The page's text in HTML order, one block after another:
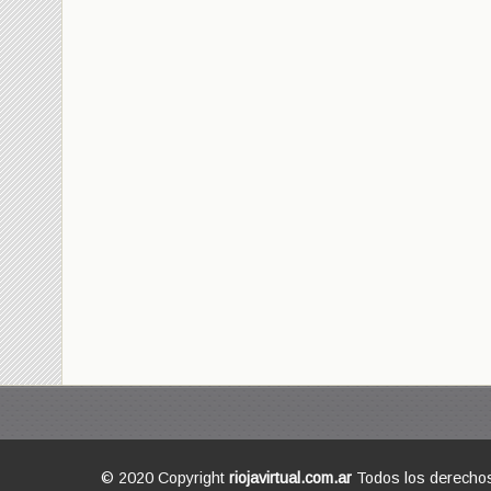
© 2020 Copyright riojavirtual.com.ar Todos los